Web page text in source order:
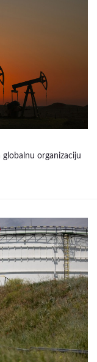
globalnu organizaciju